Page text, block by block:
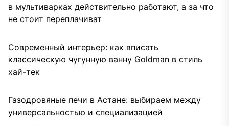
в мультиварках действительно работают, а за что
не стоит переплачиват
Современный интерьер: как вписать
классическую чугунную ванну Goldman в стиль
хай-тек
Газодровяные печи в Астане: выбираем между
универсальностью и специализацией